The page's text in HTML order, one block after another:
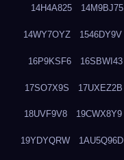
14H4A825 14M9BJ75
14WY7OYZ 1546DY9V
16P9KSF6 16SBWI43
17SO7X9S 17UXEZ2B
18UVF9V8 19CWX8Y9
19YDYQRW 1AU5Q96D